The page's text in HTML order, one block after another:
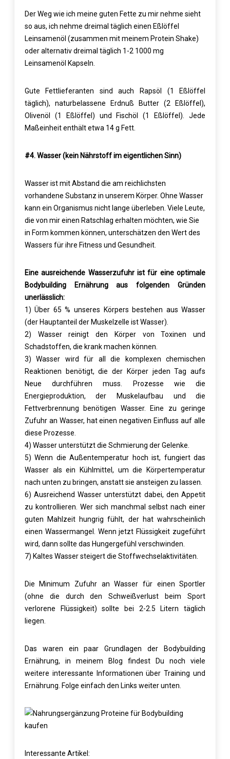
Der Weg wie ich meine guten Fette zu mir nehme sieht
so aus, ich nehme dreimal täglich einen Eßlöffel
Leinsamenöl (zusammen mit meinem Protein Shake)
oder alternativ dreimal täglich 1-2 1000 mg
Leinsamenöl Kapseln.
Gute Fettlieferanten sind auch Rapsöl (1 Eßlöffel
täglich), naturbelassene Erdnuß Butter (2 Eßlöffel),
Olivenöl (1 Eßlöffel) und Fischöl (1 Eßlöffel). Jede
Maßeinheit enthält etwa 14 g Fett.
#4. Wasser (kein Nährstoff im eigentlichen Sinn)
Wasser ist mit Abstand die am reichlichsten
vorhandene Substanz in unserem Körper. Ohne Wasser
kann ein Organismus nicht lange überleben. Viele Leute,
die von mir einen Ratschlag erhalten möchten, wie Sie
in Form kommen können, unterschätzen den Wert des
Wassers für ihre Fitness und Gesundheit.
Eine ausreichende Wasserzufuhr ist für eine optimale
Bodybuilding Ernährung aus folgenden Gründen
unerlässlich:
1) Über 65 % unseres Körpers bestehen aus Wasser
(der Hauptanteil der Muskelzelle ist Wasser).
2) Wasser reinigt den Körper von Toxinen und
Schadstoffen, die krank machen können.
3) Wasser wird für all die komplexen chemischen
Reaktionen benötigt, die der Körper jeden Tag aufs
Neue durchführen muss. Prozesse wie die
Energieproduktion, der Muskelaufbau und die
Fettverbrennung benötigen Wasser. Eine zu geringe
Zufuhr an Wasser, hat einen negativen Einfluss auf alle
diese Prozesse.
4) Wasser unterstützt die Schmierung der Gelenke.
5) Wenn die Außentemperatur hoch ist, fungiert das
Wasser als ein Kühlmittel, um die Körpertemperatur
nach unten zu bringen, anstatt sie ansteigen zu lassen.
6) Ausreichend Wasser unterstützt dabei, den Appetit
zu kontrollieren. Wer sich manchmal selbst nach einer
guten Mahlzeit hungrig fühlt, der hat wahrscheinlich
einen Wassermangel. Wenn jetzt Flüssigkeit zugeführt
wird, dann sollte das Hungergefühl verschwinden.
7) Kaltes Wasser steigert die Stoffwechselaktivitäten.
Die Minimum Zufuhr an Wasser für einen Sportler
(ohne die durch den Schweißverlust beim Sport
verlorene Flüssigkeit) sollte bei 2-2.5 Litern täglich
liegen.
Das waren ein paar Grundlagen der Bodybuilding
Ernährung, in meinem Blog findest Du noch viele
weitere interessante Informationen über Training und
Ernährung. Folge einfach den Links weiter unten.
Interessante Artikel: